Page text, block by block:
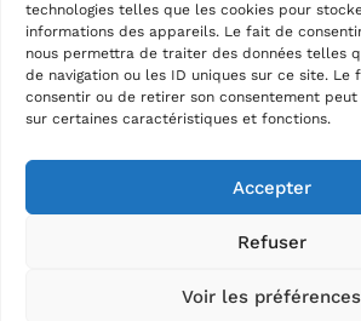
technologies telles que les cookies pour
informations des appareils. Le fait de
nous permettra de traiter des données telles
de navigation ou les ID uniques sur ce site. Le
consentir ou de retirer son consentement
sur certaines caractéristiques et fonctions.
Accepter
Refuser
Voir les préférences
Protection des